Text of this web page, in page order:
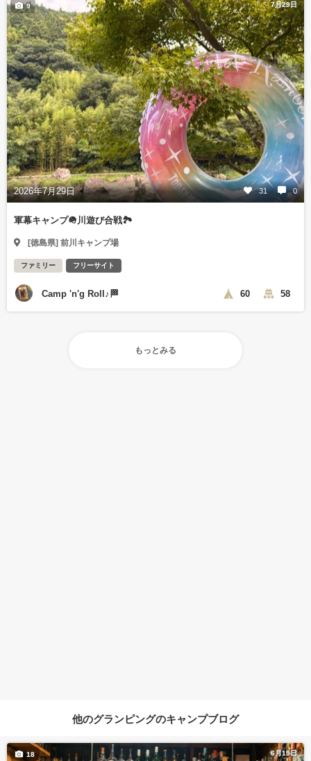
7月29日
2026年7月29日 31 0
9
軍幕キャンプ🪖川遊び合戦🏞️
[徳島県] 前川キャンプ場
ファミリー フリーサイト
Camp 'n'g Roll♪🏁 60 58
もっとみる
他のグランピングのキャンプブログ
6月19日
18